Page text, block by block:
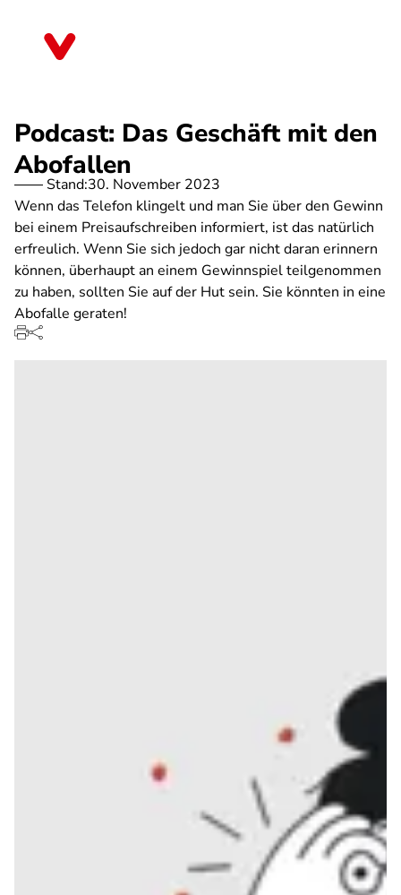
Podcast: Das Geschäft mit den
Abofallen
Stand:30. November 2023
Wenn das Telefon klingelt und man Sie über den Gewinn
bei einem Preisaufschreiben informiert, ist das natürlich
erfreulich. Wenn Sie sich jedoch gar nicht daran erinnern
können, überhaupt an einem Gewinnspiel teilgenommen
zu haben, sollten Sie auf der Hut sein. Sie könnten in eine
Abofalle geraten!